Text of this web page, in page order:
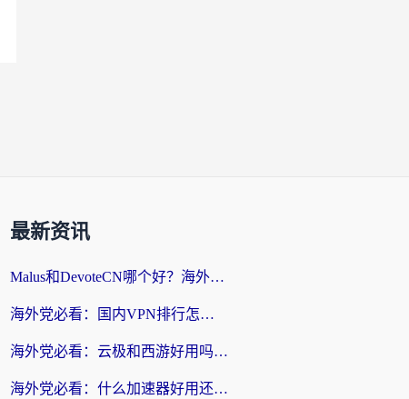
最新资讯
Malus和DevoteCN哪个好？海外党亲测3款回国加速器+避坑指南
海外党必看：国内VPN排行怎么选？3步教你无缝访问国内资源
海外党必看：云极和西游好用吗？3步教你选对回国加速器（附穿梭快帆对比+免费版避坑）
海外党必看：什么加速器好用还免费？2026实测回国加速全攻略